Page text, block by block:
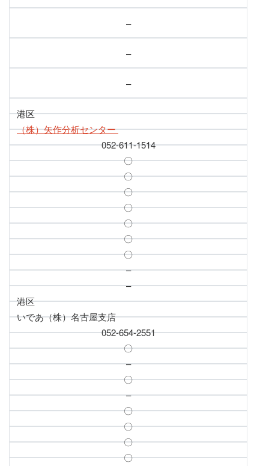
–
–
–
港区
（株）矢作分析センター
052-611-1514
〇
〇
〇
〇
〇
〇
〇
–
–
港区
いであ（株）名古屋支店
052-654-2551
〇
–
〇
–
〇
〇
〇
〇